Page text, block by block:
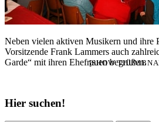
Neben vielen aktiven Musikern und ihre
Vorsitzende Frank Lammers auch
Garde“ mit ihren Ehefrauen begrüßen.
[SHOW
Hier suchen!